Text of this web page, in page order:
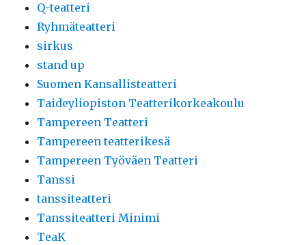
Q-teatteri
Ryhmäteatteri
sirkus
stand up
Suomen Kansallisteatteri
Taideyliopiston Teatterikorkeakoulu
Tampereen Teatteri
Tampereen teatterikesä
Tampereen Työväen Teatteri
Tanssi
tanssiteatteri
Tanssiteatteri Minimi
TeaK